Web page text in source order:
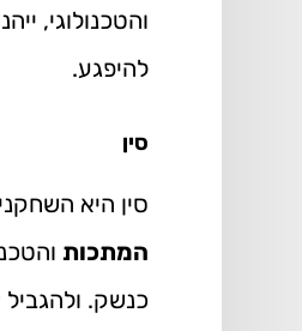
והטכנולוגי,
להיפגע.
סין
סין היא
המתכות
כנשק.